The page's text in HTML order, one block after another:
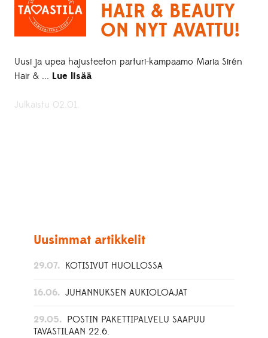
HAIR & BEAUTY
ON NYT AVATTU!
Uusi ja upea hajusteeton parturi-kampaamo Maria Sirén
Hair & ... Lue lisää
Julkaistu 02.01.
Uusimmat artikkelit
29.07. KOTISIVUT HUOLLOSSA
16.06. JUHANNUKSEN AUKIOLOAJAT
29.05. POSTIN PAKETTIPALVELU SAAPUU
TAVASTILAAN 22.6.